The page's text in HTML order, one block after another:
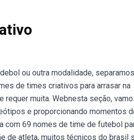
ou outra modalidade, separamos
de times criativos para arrasar na
requer muita. Webnesta seção,
e proporcionando momentos
com 69 nomes de time de futebol
de atleta, muitos técnicos do brasil